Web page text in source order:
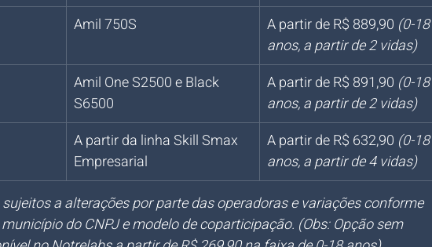
Amil 750S A partir de R$ 889,90 (0-18
anos, a partir de 2 vidas)
Amil One S2500 e Black
S6500
A partir de R$ 891,90 (0-18
anos, a partir de 2 vidas)
A partir da linha Skill Smax
Empresarial
A partir de R$ 632,90 (0-18
anos, a partir de 4 vidas)
a alterações por parte das operadoras e variações conforme
do CNPJ e modelo de coparticipação. (Obs: Opção sem